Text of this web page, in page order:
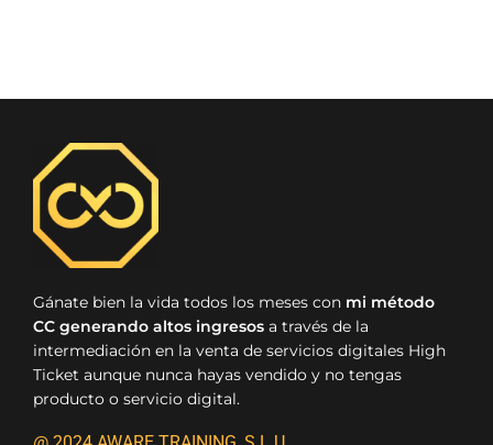
Gánate bien la vida todos los meses con mi método
CC generando altos ingresos a través de la
intermediación en la venta de servicios digitales High
Ticket aunque nunca hayas vendido y no tengas
producto o servicio digital.